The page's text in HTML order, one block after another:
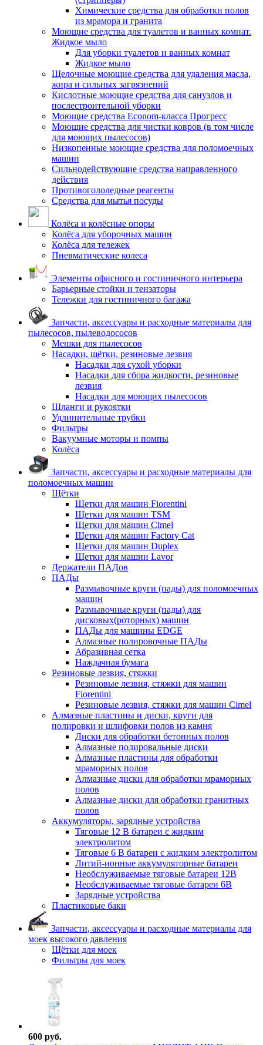
Химические средства для обработки полов
из мрамора и гранита
Моющие средства для туалетов и ванных комнат.
Жидкое мыло
Для уборки туалетов и ванных комнат
Жидкое мыло
Щелочные моющие средства для удаления масла,
жира и сильных загрязнений
Кислотные моющие средства для санузлов и
послестроительной уборки
Моющие средства Econom-класса Прогресс
Моющие средства для чистки ковров (в том числе
для моющих пылесосов)
Низкопенные моющие средства для поломоечных
машин
Сильнодействующие средства направленного
действия
Противогололедные реагенты
Средства для мытья посуды
Колёса и колёсные опоры
Колёса для уборочных машин
Колёса для тележек
Пневматические колеса
Элементы офисного и гостиничного интерьера
Барьерные стойки и тензаторы
Тележки для гостиничного багажа
Запчасти, аксессуары и расходные материалы для
пылесосов, пылеводососов
Мешки для пылесосов
Насадки, щётки, резиновые лезвия
Насадки для сухой уборки
Насадки для сбора жидкости, резиновые
лезвия
Насадки для моющих пылесосов
Шланги и рукоятки
Удлинительные трубки
Фильтры
Вакуумные моторы и помпы
Колёса
Запчасти, аксессуары и расходные материалы для
поломоечных машин
Щётки
Щетки для машин Fiorentini
Щетки для машин TSM
Щетки для машин Cimel
Щетки для машин Factory Cat
Щетки для машин Duplex
Щетки для машин Lavor
Держатели ПАДов
ПАДы
Размывочные круги (пады) для поломоечных
машин
Размывочные круги (пады) для
дисковых(роторных) машин
ПАДы для машины EDGE
Алмазные полировочные ПАДы
Абразивная сетка
Наждачная бумага
Резиновые лезвия, стяжки
Резиновые лезвия, стяжки для машин
Fiorentini
Резиновые лезвия, стяжки для машин Cimel
Алмазные пластины и диски, круги для
полировки и шлифовки полов из камня
Диски для обработки бетонных полов
Алмазные полировальные диски
Алмазные пластины для обработки
мраморных полов
Алмазные диски для обработки мраморных
полов
Алмазные диски для обработки гранитных
полов
Аккумуляторы, зарядные устройства
Тяговые 12 В батареи с жидким
электролитом
Тяговые 6 В батареи с жидким электролитом
Литий-ионные аккумуляторные батареи
Необслуживаемые тяговые батареи 12В
Необслуживаемые тяговые батареи 6В
Зарядные устройства
Пластиковые баки
Запчасти, аксессуары и расходные материалы для
моек высокого давления
Щётки для моек
Фильтры для моек
600 руб.